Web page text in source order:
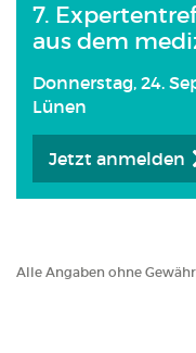
7.
aus dem
Donnerstag, 24.
Lünen
Jetzt anmelden
Alle Angaben ohne